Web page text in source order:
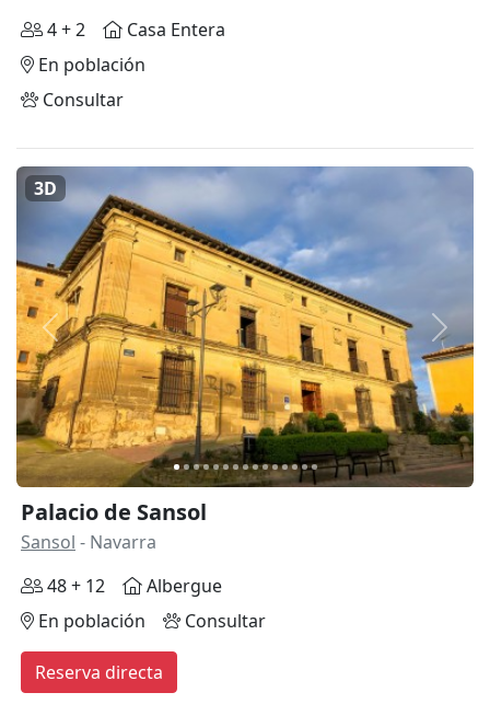
4 + 2
Casa Entera
En población
Consultar
Anterior
3D
Palacio de Sansol
Sansol - Navarra
48 + 12
Albergue
En población
Consultar
Reserva directa